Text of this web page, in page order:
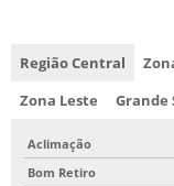
Região Central
Zona Leste
Grande
Aclimação
Bom Retiro